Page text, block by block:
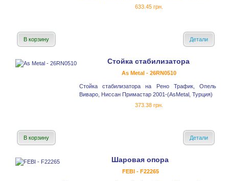
633.45 грн.
В корзину Детали
Стойка стабилизатора
As Metal - 26RN0510
Стойка стабилизатора на Рено Трафик, Опель
Виваро, Ниссан Примастар 2001-(AsMetal, Турция)
373.38 грн.
В корзину Детали
Шаровая опора
FEBI - F22265